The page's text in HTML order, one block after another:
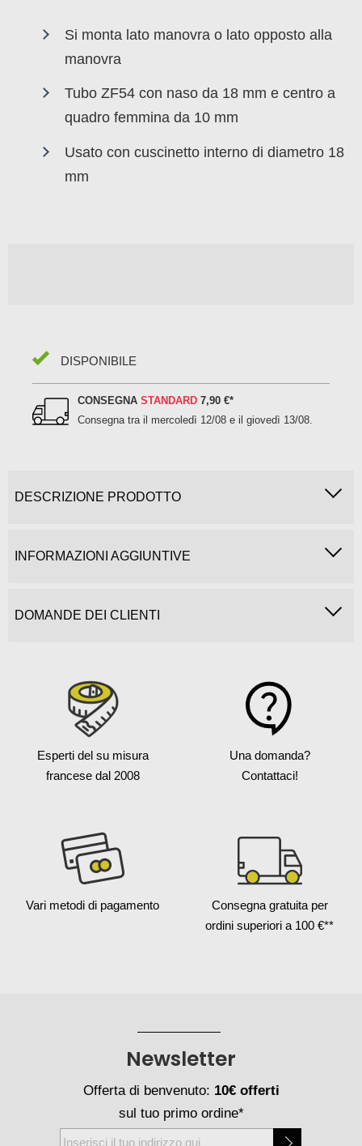
Si monta lato manovra o lato opposto alla
manovra
Tubo ZF54 con naso da 18 mm e centro a
quadro femmina da 10 mm
Usato con cuscinetto interno di diametro 18
mm
DISPONIBILE
CONSEGNASTANDARD 7,90 €*
Consegna tra il mercoledì 12/08 e il giovedì 13/08.
DESCRIZIONE PRODOTTO
INFORMAZIONI AGGIUNTIVE
DOMANDE DEI CLIENTI
Esperti del su misura
francese dal 2008
Una domanda?
Contattaci!
Vari metodi di pagamento Consegna gratuita per
ordini superiori a 100 €**
Newsletter
Offerta di benvenuto: 10€ offerti
sul tuo primo ordine*
Iscriviti